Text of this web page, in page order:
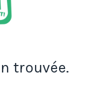
trouvée.